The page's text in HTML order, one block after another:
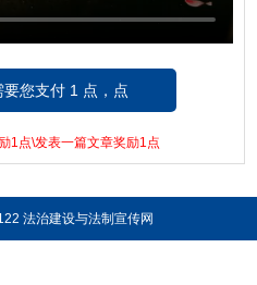
您支付 1 点，点
里支付!
1点\发表一篇文章奖励1点
法治建设与法制宣传网